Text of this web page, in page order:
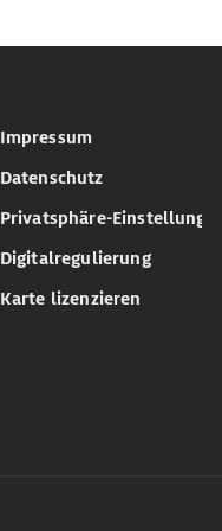
Impressum
Datenschutz
Privatsphäre-Einstellungen
Digitalregulierung
Karte lizenzieren